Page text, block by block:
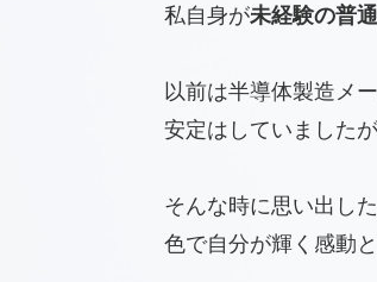
私自身が未経験の普
以前は半導体製造メ
安定はしていました
そんな時に思い出し
色で自分が輝く感動と